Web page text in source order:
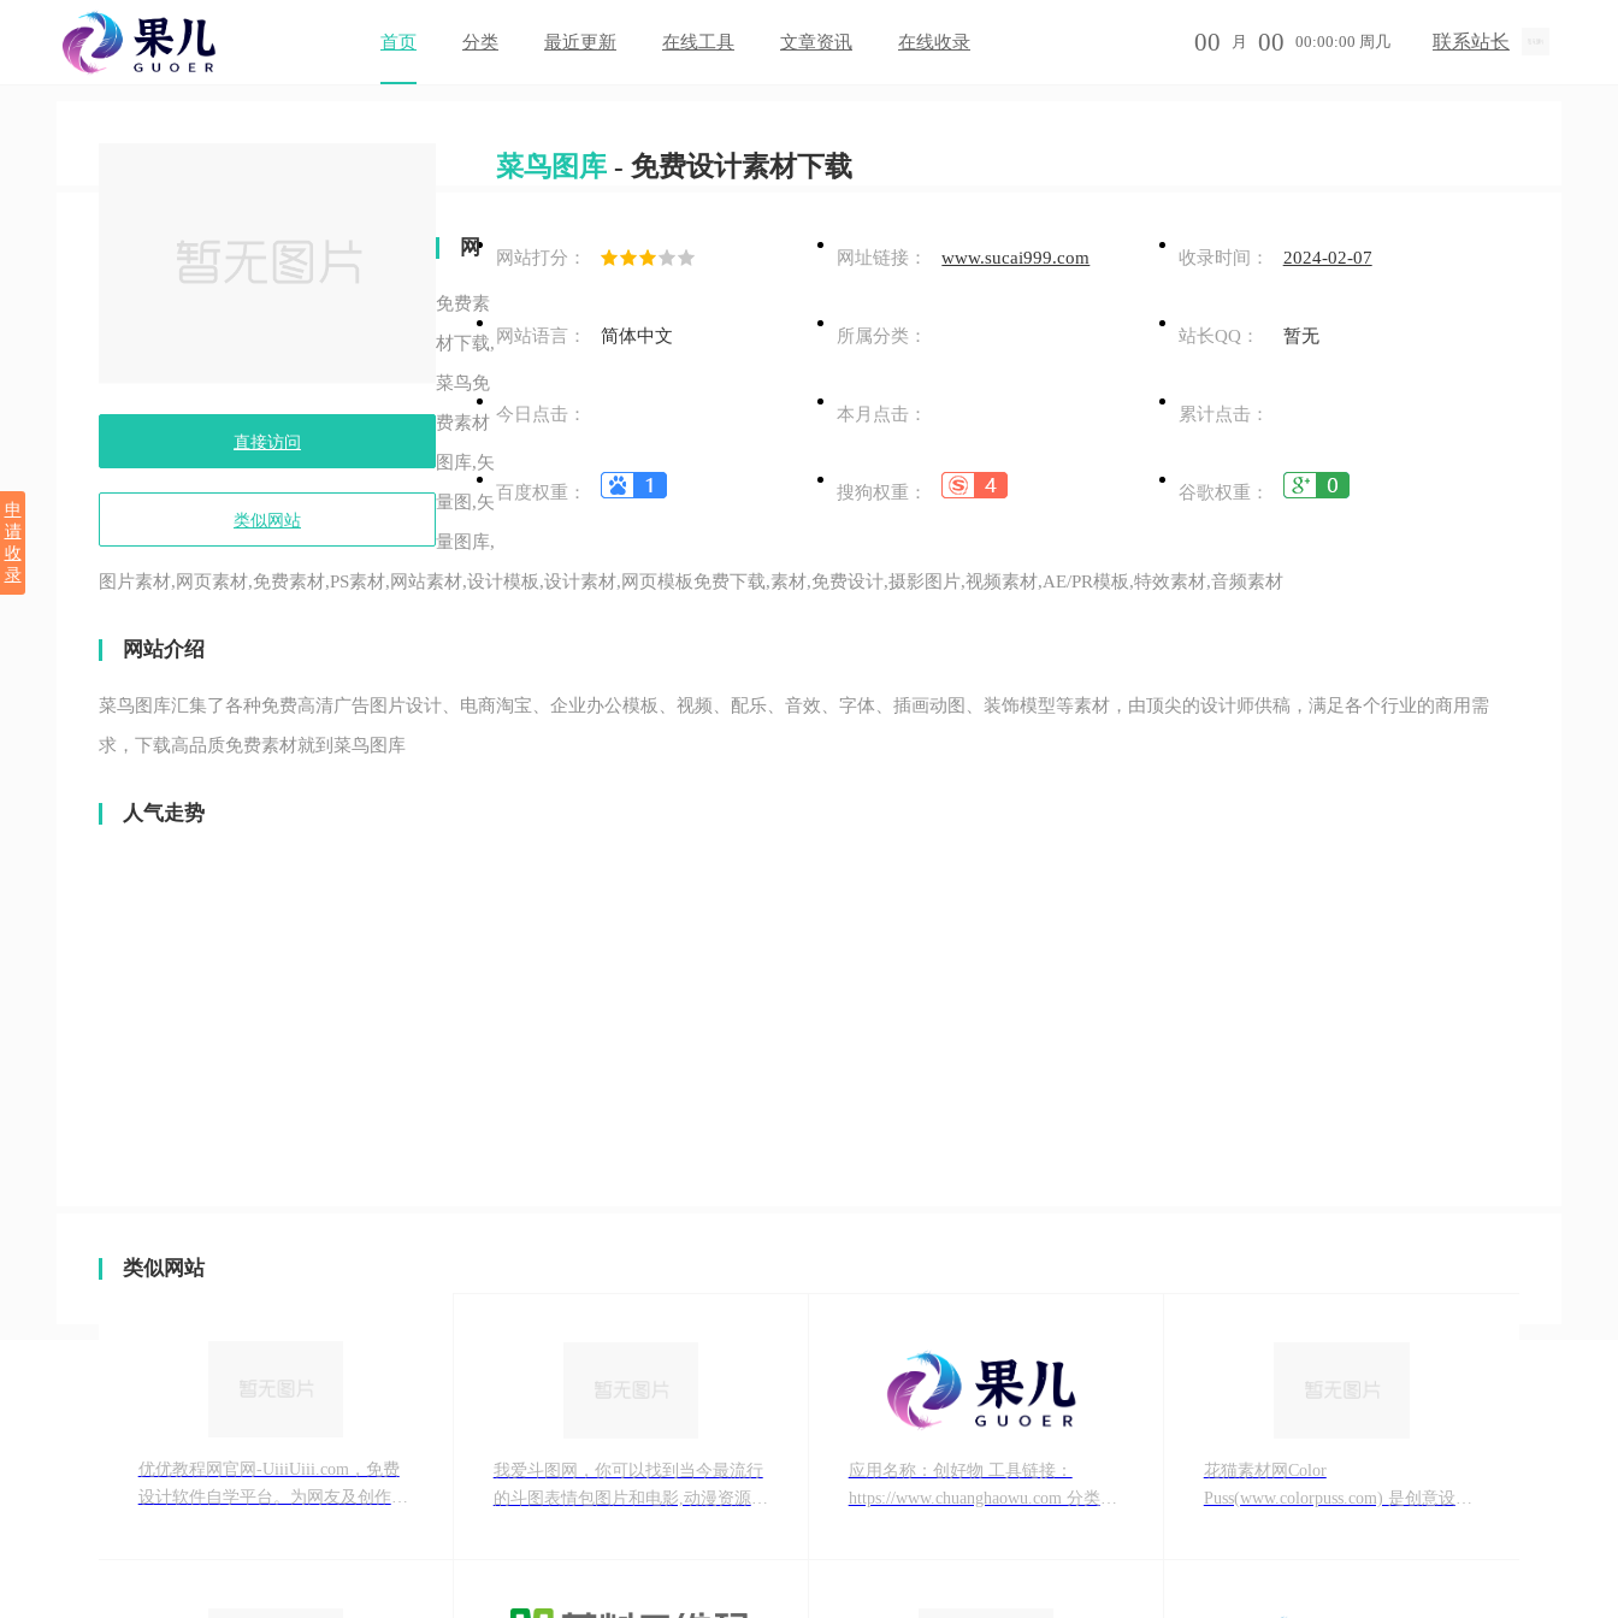
申
请
收
录
首页 分类 最近更新 在线工具 文章资讯 在线收录 00 月 00 00:00:00 周几 联系站长
直接访问
类似网站
菜鸟图库 - 免费设计素材下载
网站打分： 网址链接： www.sucai999.com 收录时间： 2024-02-07
网站语言： 简体中文 所属分类： 站长QQ： 暂无
今日点击： 本月点击： 累计点击：
百度权重： 搜狗权重： 谷歌权重：
网
站
关
键
免费素
材下载,
菜鸟免
费素材
图库,矢
量图,矢
量图库,
图片素材,网页素材,免费素材,PS素材,网站素材,设计模板,设计素材,网页模板免费下载,素材,免费设计,摄影图片,视频素材,AE/PR模板,特效素材,音频素材
网站介绍
菜鸟图库汇集了各种免费高清广告图片设计、电商淘宝、企业办公模板、视频、配乐、音效、字体、插画动图、装饰模型等素材，由顶尖的设计师供稿，满足各个行业的商用需
求，下载高品质免费素材就到菜鸟图库
人气走势
类似网站
优优教程网官网-UiiiUiii.com，免费
设计软件自学平台。为网友及创作者
我爱斗图网，你可以找到当今最流行
的斗图表情包图片和电影,动漫资源。
应用名称：创好物 工具链接：
https://www.chuanghaowu.com 分类类
花猫素材网Color
Puss(www.colorpuss.com) 是创意设计